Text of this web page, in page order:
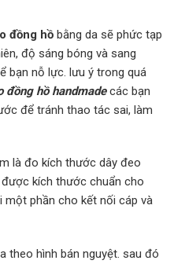
đồng hồ bằng da sẽ phức tạp
độ sáng bóng và sang
bạn nỗ lực. lưu ý trong quá
đồng hồ handmadecác bạn
để tránh thao tác sai, làm
là đo kích thước dây đeo
kích thước chuẩn cho
một phần cho kết nối cáp và
theo hình bán nguyệt. sau đó